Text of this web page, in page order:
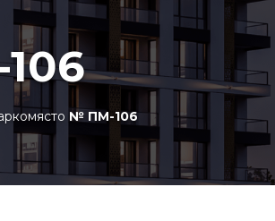
№ ПМ-106